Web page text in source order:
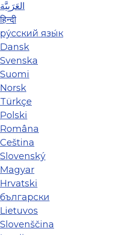
العَرَبِيَّة
हिन्दी
ру́сский язы́к
Dansk
Svenska
Suomi
Norsk
Türkçe
Polski
Româna
Ceština
Slovenský
Magyar
Hrvatski
български
Lietuvos
Slovenščina